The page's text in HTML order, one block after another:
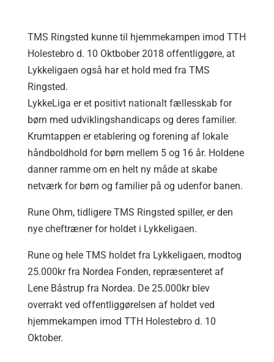
TMS Ringsted kunne til hjemmekampen imod TTH
Holestebro d. 10 Oktbober 2018 offentliggøre, at
Lykkeligaen også har et hold med fra TMS
Ringsted.
LykkeLiga er et positivt nationalt fællesskab for
børn med udviklingshandicaps og deres familier.
Krumtappen er etablering og forening af lokale
håndboldhold for børn mellem 5 og 16 år. Holdene
danner ramme om en helt ny måde at skabe
netværk for børn og familier på og udenfor banen.
Rune Ohm, tidligere TMS Ringsted spiller, er den
nye cheftræner for holdet i Lykkeligaen.
Rune og hele TMS holdet fra Lykkeligaen, modtog
25.000kr fra Nordea Fonden, repræsenteret af
Lene Båstrup fra Nordea. De 25.000kr blev
overrakt ved offentliggørelsen af holdet ved
hjemmekampen imod TTH Holestebro d. 10
Oktober.